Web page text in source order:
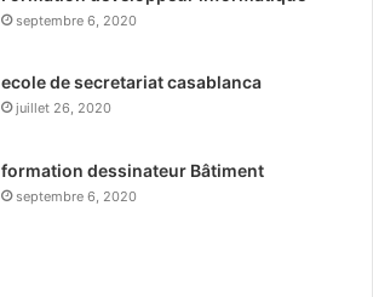
septembre 6, 2020
ecole de secretariat casablanca
juillet 26, 2020
formation dessinateur Bâtiment
septembre 6, 2020